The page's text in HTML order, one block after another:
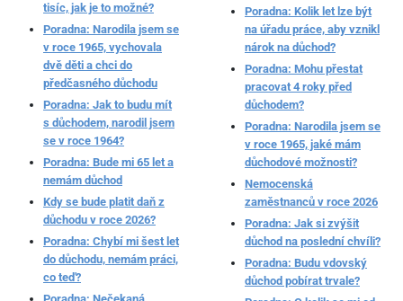
tisíc, jak je to možné?
Poradna: Narodila jsem se
v roce 1965, vychovala
dvě děti a chci do
předčasného důchodu
Poradna: Jak to budu mít
s důchodem, narodil jsem
se v roce 1964?
Poradna: Bude mi 65 let a
nemám důchod
Kdy se bude platit daň z
důchodu v roce 2026?
Poradna: Chybí mi šest let
do důchodu, nemám práci,
co teď?
Poradna: Kolik let lze být
na úřadu práce, aby vznikl
nárok na důchod?
Poradna: Mohu přestat
pracovat 4 roky před
důchodem?
Poradna: Narodila jsem se
v roce 1965, jaké mám
důchodové možnosti?
Nemocenská
zaměstnanců v roce 2026
Poradna: Jak si zvýšit
důchod na poslední chvíli?
Poradna: Budu vdovský
důchod pobírat trvale?